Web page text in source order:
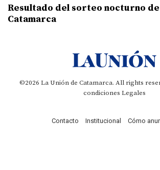
Resultado del sorteo nocturno
Catamarca
©2026 La Unión de Catamarca. All rights
condiciones Legales
Contacto Institucional Cómo